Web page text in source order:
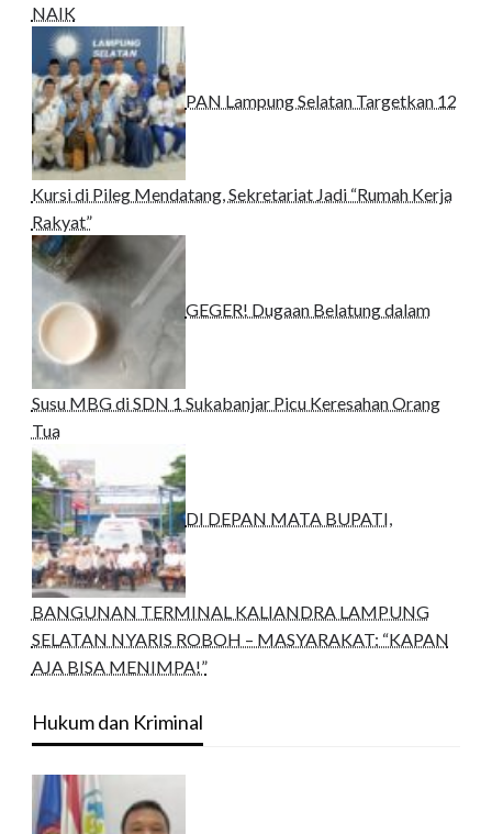
NAIK
PAN Lampung Selatan Targetkan 12
Kursi di Pileg Mendatang, Sekretariat Jadi “Rumah Kerja
Rakyat”
GEGER! Dugaan Belatung dalam
Susu MBG di SDN 1 Sukabanjar Picu Keresahan Orang
Tua
DI DEPAN MATA BUPATI,
BANGUNAN TERMINAL KALIANDRA LAMPUNG
SELATAN NYARIS ROBOH – MASYARAKAT: “KAPAN
AJA BISA MENIMPA!”
Hukum dan Kriminal